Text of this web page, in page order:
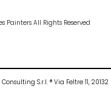
Painters All Rights Reserved
S.r.l. ® Via Feltre 11,